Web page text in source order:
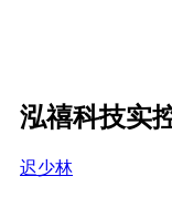
泓禧科技实
迟少林